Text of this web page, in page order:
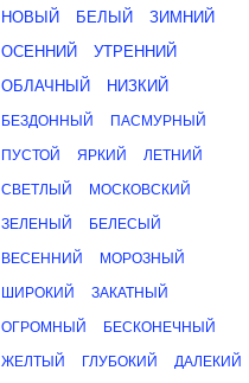
НОВЫЙ
БЕЛЫЙ
ЗИМНИЙ
ОСЕННИЙ
УТРЕННИЙ
ОБЛАЧНЫЙ
НИЗКИЙ
БЕЗДОННЫЙ ПАСМУРНЫЙ
ПУСТОЙ ЯРКИЙ ЛЕТНИЙ
СВЕТЛЫЙ МОСКОВСКИЙ
ЗЕЛЕНЫЙ БЕЛЕСЫЙ
ВЕСЕННИЙ МОРОЗНЫЙ
ШИРОКИЙ ЗАКАТНЫЙ
ОГРОМНЫЙ БЕСКОНЕЧНЫЙ
ЖЕЛТЫЙ ГЛУБОКИЙ ДАЛЕКИЙ